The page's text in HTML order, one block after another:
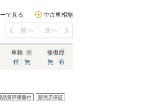
で見る 中古車相場
前へ 次へ
車検
付
無
修復歴
無
有
品質評価書付 販売店保証